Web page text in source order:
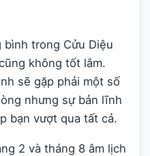
bình trong Cửu Diệu
không tốt lắm.
sẽ gặp phải một số
nhưng sự bản lĩnh
bạn vượt qua tất cả.
2 và tháng 8 âm lịch